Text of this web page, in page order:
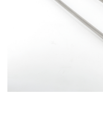
Rezistente electrice banda
Rezistente electrice plate
Rezistente electrice tubulara